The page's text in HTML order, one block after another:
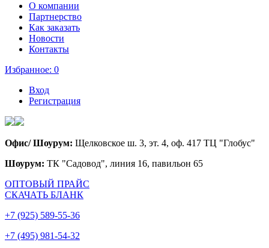
О компании
Партнерство
Как заказать
Новости
Контакты
Избранное: 0
Вход
Регистрация
Офис/ Шоурум: Щелковское ш. 3, эт. 4, оф. 417 ТЦ "Глобус"
Шоурум: ТК "Садовод", линия 16, павильон 65
ОПТОВЫЙ ПРАЙС
СКАЧАТЬ БЛАНК
+7 (925) 589-55-36
+7 (495) 981-54-32